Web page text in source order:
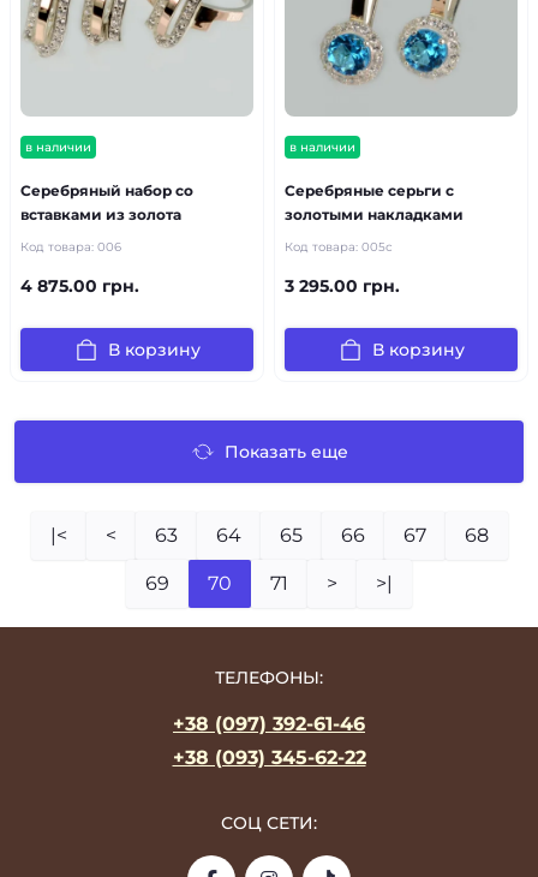
в наличии
Серебряный набор со
вставками из золота
Код товара: 006
4 875.00 грн.
В корзину
в наличии
Серебряные серьги с
золотыми накладками
Код товара: 005с
3 295.00 грн.
В корзину
Показать еще
|< < 63 64 65 66 67 68
69 70 71 > >|
ТЕЛЕФОНЫ:
+38 (097) 392-61-46
+38 (093) 345-62-22
СОЦ СЕТИ: